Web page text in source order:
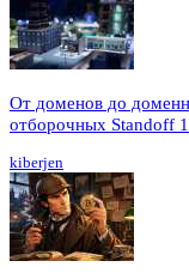
От доменов до
отборочных Standoff
kiberjen